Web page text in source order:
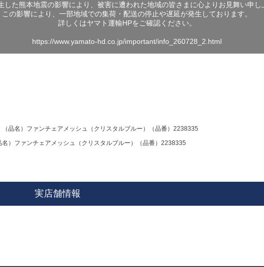
した熊本地震の影響により、被害に遭われた地域の皆さまに心よりお見舞い申し
この影響により、一部地域での集荷・配送の停止や遅延が発生しております。
詳しくはヤマト運輸HPをご確認ください。
https://www.yamato-hd.co.jp/important/info_260728_2.html
品名）ファンチェアメッシュ（クリスタルブルー）（品番）2238335
）ファンチェアメッシュ（クリスタルブルー）（品番）2238335
実店舗情報